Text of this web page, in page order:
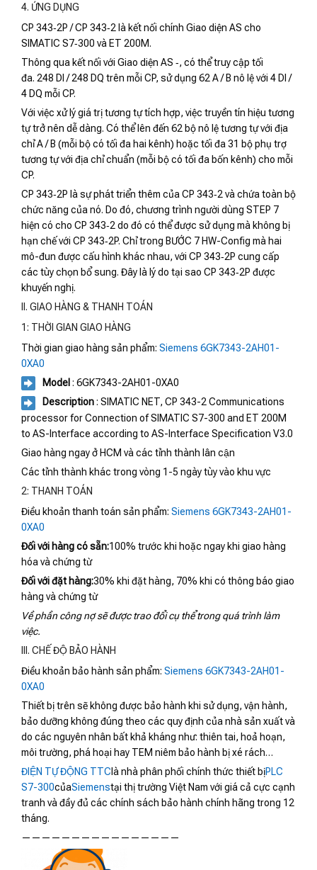
4. ỨNG DỤNG
CP 343‑2P / CP 343‑2 là kết nối chính Giao diện AS cho
SIMATIC S7‑300 và ET 200M.
Thông qua kết nối với Giao diện AS ‑, có thể truy cập tối
đa. 248 DI / 248 DQ trên mỗi CP, sử dụng 62 A / B nô lệ với 4 DI /
4 DQ mỗi CP.
Với việc xử lý giá trị tương tự tích hợp, việc truyền tín hiệu tương
tự trở nên dễ dàng. Có thể lên đến 62 bộ nô lệ tương tự với địa
chỉ A / B (mỗi bộ có tối đa hai kênh) hoặc tối đa 31 bộ phụ trợ
tương tự với địa chỉ chuẩn (mỗi bộ có tối đa bốn kênh) cho mỗi
CP.
CP 343‑2P là sự phát triển thêm của CP 343‑2 và chứa toàn bộ
chức năng của nó. Do đó, chương trình người dùng STEP 7
hiện có cho CP 343‑2 do đó có thể được sử dụng mà không bị
hạn chế với CP 343‑2P. Chỉ trong BƯỚC 7 HW-Config mà hai
mô-đun được cấu hình khác nhau, với CP 343‑2P cung cấp
các tùy chọn bổ sung. Đây là lý do tại sao CP 343‑2P được
khuyến nghị.
II. GIAO HÀNG & THANH TOÁN
1: THỜI GIAN GIAO HÀNG
Thời gian giao hàng sản phẩm: Siemens 6GK7343-2AH01-
0XA0
Model : 6GK7343-2AH01-0XA0
Description: SIMATIC NET, CP 343-2 Communications
processor for Connection of SIMATIC S7-300 and ET 200M
to AS-Interface according to AS-Interface Specification V3.0
Giao hàng ngay ở HCM và các tỉnh thành lân cận
Các tỉnh thành khác trong vòng 1-5 ngày tùy vào khu vực
2: THANH TOÁN
Điều khoản thanh toán sản phẩm: Siemens 6GK7343-2AH01-
0XA0
Đối với hàng có sẵn:100% trước khi hoặc ngay khi giao hàng
hóa và chứng từ
Đối với đặt hàng:30% khi đặt hàng, 70% khi có thông báo giao
hàng và chứng từ
Về phần công nợ sẽ được trao đổi cụ thể trong quá trình làm
việc.
III. CHẾ ĐỘ BẢO HÀNH
Điều khoản bảo hành sản phẩm: Siemens 6GK7343-2AH01-
0XA0
Thiết bị trên sẽ không được bảo hành khi sử dụng, vận hành,
bảo dưỡng không đúng theo các quy định của nhà sản xuất và
do các nguyên nhân bất khả kháng như: thiên tai, hoả hoạn,
môi trường, phá hoại hay TEM niêm bảo hành bị xé rách…
ĐIỆN TỰ ĐỘNG TTC là nhà phân phối chính thức thiết bịPLC
S7-300củaSiemenstại thị trường Việt Nam với giá cả cực cạnh
tranh và đầy đủ các chính sách bảo hành chính hãng trong 12
tháng.
————————————————